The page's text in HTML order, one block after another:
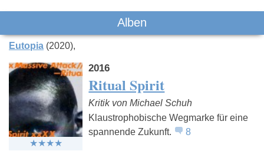
Alben
Eutopia (2020)
2016
Ritual Spirit
Kritik von Michael Schuh
Klaustrophobische Wegmarke für eine
spannende Zukunft.
8